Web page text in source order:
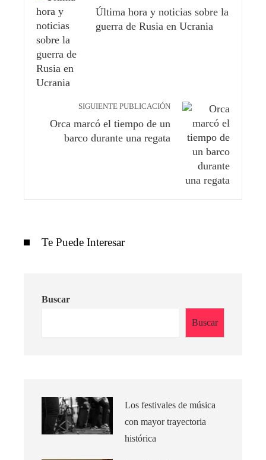
Última hora y noticias sobre la
guerra de Rusia en Ucrania
SIGUIENTE PUBLICACIÓN
Orca marcó el tiempo de un
barco durante una regata
Te Puede Interesar
Buscar
Buscar
Los festivales de música
con mayor trayectoria
histórica